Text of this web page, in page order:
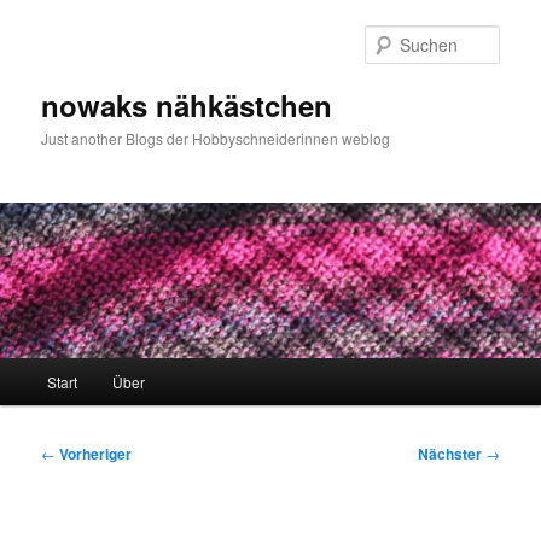
nowaks nähkästchen
Just another Blogs der Hobbyschneiderinnen weblog
Start Über
Beitragsnavigation
← Vorheriger Nächster →